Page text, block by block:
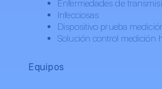
Enfermedades de
Infecciosas
Dispositivo prueba
Solución control medición
Equipos